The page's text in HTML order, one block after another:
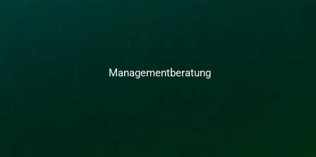
Managementberatung